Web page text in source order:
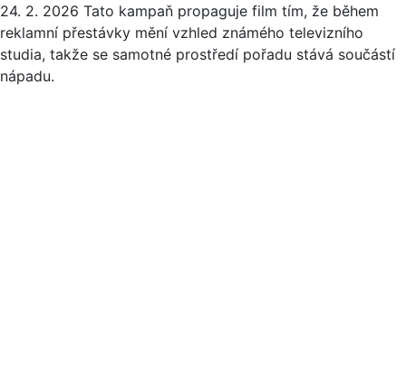
24. 2. 2026 Tato kampaň propaguje film tím, že během
reklamní přestávky mění vzhled známého televizního
studia, takže se samotné prostředí pořadu stává součástí
nápadu.